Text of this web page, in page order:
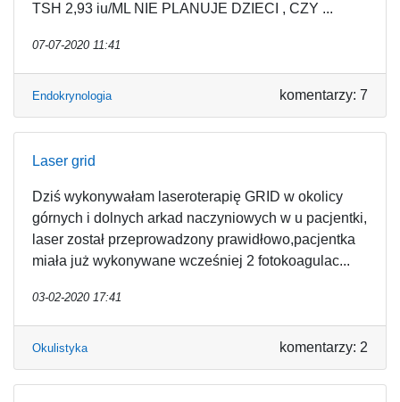
TSH 2,93 iu/ML NIE PLANUJE DZIECI , CZY ...
07-07-2020 11:41
Endokrynologia komentarzy: 7
Laser grid
Dziś wykonywałam laseroterapię GRID w okolicy
górnych i dolnych arkad naczyniowych w u pacjentki,
laser został przeprowadzony prawidłowo,pacjentka
miała już wykonywane wcześniej 2 fotokoagulac...
03-02-2020 17:41
Okulistyka komentarzy: 2